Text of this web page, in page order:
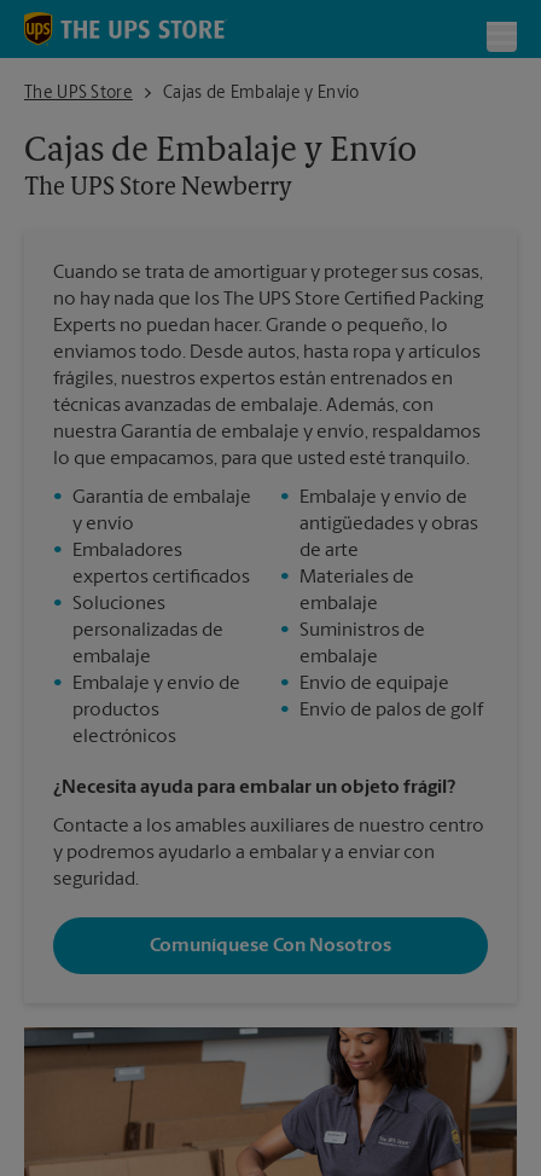
Skip to content
Return to Nav
The UPS Store
The UPS Store NewberryCajas de Embalaje y Envío
Cajas de Embalaje y Envío
The UPS Store Newberry
Cuando se trata de amortiguar y proteger sus cosas,
no hay nada que los The UPS Store Certified Packing
Experts no puedan hacer. Grande o pequeño, lo
enviamos todo. Desde autos, hasta ropa y artículos
frágiles, nuestros expertos están entrenados en
técnicas avanzadas de embalaje. Además, con
nuestra Garantía de embalaje y envío, respaldamos
lo que empacamos, para que usted esté tranquilo.
• Garantía de embalaje
y envío
•
Embaladores
expertos certificados
•
Soluciones
personalizadas de
embalaje
•
Embalaje y envío de
productos
electrónicos
•
Embalaje y envío de
antigüedades y obras
de arte
•
Materiales de
embalaje
•
Suministros de
embalaje
•
Envío de equipaje
•
Envío de palos de golf
¿Necesita ayuda para embalar un objeto frágil?
Contacte a los amables auxiliares de nuestro centro
y podremos ayudarlo a embalar y a enviar con
seguridad.
Comuníquese Con Nosotros